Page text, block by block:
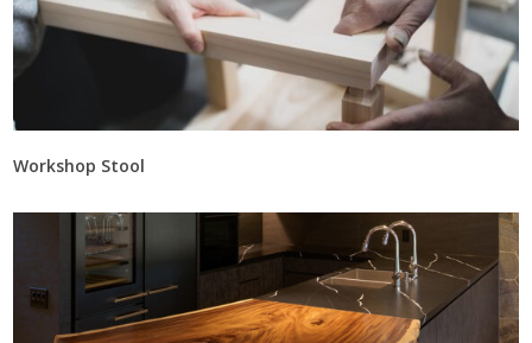
Workshop Stool